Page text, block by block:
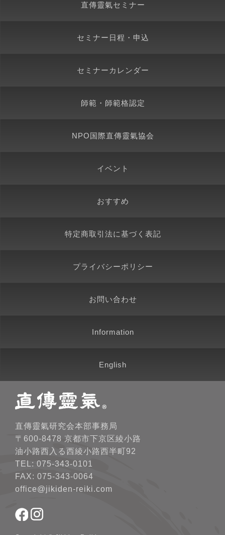
直傳靈氣セミナー
セミナー日程・申込
セミナーカレンダー
師範・師範格認定
NPO国際直傳靈氣協会
イベント
おすすめ
特定商取引法に基づく表記
プライバシーポリシー
お問い合わせ
Information
English
直傳靈氣研究会本部事務局
〒600-8478 京都市下京区綾小路
油小路西入る西綾小路西半町92
TEL: 075-343-0101
FAX: 075-343-0064
office@jikiden-reiki.com